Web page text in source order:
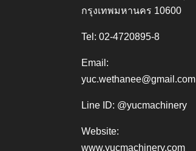
กรุงเทพมหานคร 10600
Tel: 02-4720895-8
Email:
yuc.wethanee@gmail.com
Line ID: @yucmachinery
Website:
www.yucmachinery.com